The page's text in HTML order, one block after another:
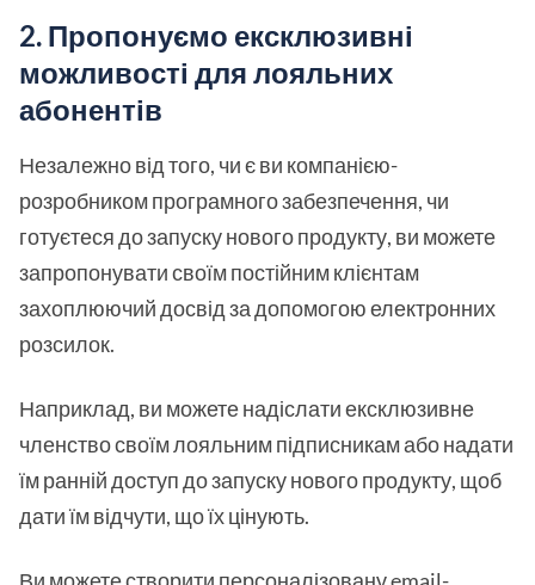
2. Пропонуємо ексклюзивні
можливості для лояльних
абонентів
Незалежно від того, чи є ви компанією-
розробником програмного забезпечення, чи
готуєтеся до запуску нового продукту, ви можете
запропонувати своїм постійним клієнтам
захоплюючий досвід за допомогою електронних
розсилок.
Наприклад, ви можете надіслати ексклюзивне
членство своїм лояльним підписникам або надати
їм ранній доступ до запуску нового продукту, щоб
дати їм відчути, що їх цінують.
Ви можете створити персоналізовану email-